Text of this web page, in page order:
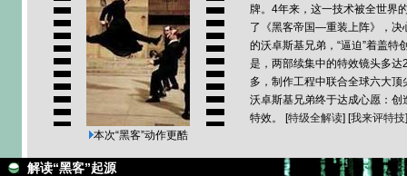
本次“黑客”动作更酷
牌。4年来，这一技术被全世界
了《黑客帝国—重装上阵》，决
的沃卓斯基兄弟，“逼迫”着盖特
是，两部续集中的特效镜头多
多，制作工程中联合全球六大
沃卓斯基兄弟终于达成心愿：
特效。
[特级全解读] [我来评特技]
解读“黑客”起源